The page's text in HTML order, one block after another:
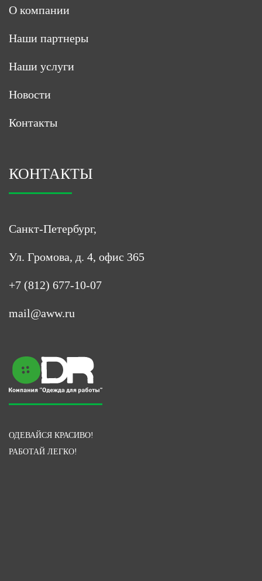
О компании
Наши партнеры
Наши услуги
Новости
Контакты
КОНТАКТЫ
Санкт-Петербург,
Ул. Громова, д. 4, офис 365
+7 (812) 677-10-07
mail@aww.ru
ОДЕВАЙСЯ КРАСИВО!
РАБОТАЙ ЛЕГКО!